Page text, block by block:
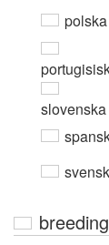
polska
slovenska
breeding